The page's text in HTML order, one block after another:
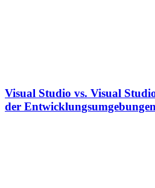
Visual Studio vs. Visual
der